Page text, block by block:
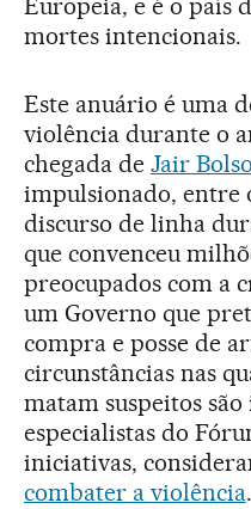
Europeia, e é o país
mortes intencionais.
Este anuário é uma
violência durante o
chegada de Jair
impulsionado, entre
discurso de linha
que convenceu
preocupados com a
um Governo que
compra e posse de
circunstâncias nas
matam suspeitos
especialistas do
iniciativas,
combater a violência.